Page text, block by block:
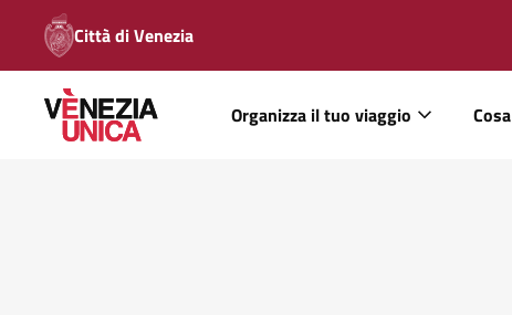
Città di Venezia
Organizza il tuo viaggio